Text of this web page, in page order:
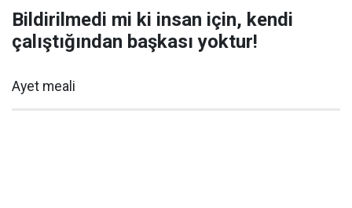
Bildirilmedi mi ki insan için, kendi
çalıştığından başkası yoktur!
Ayet meali